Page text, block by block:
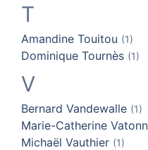
T
Amandine Touitou (1)
Dominique Tournès (1)
V
Bernard Vandewalle (1)
Marie-Catherine
Michaël Vauthier (1)